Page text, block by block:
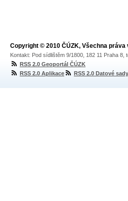
Copyright © 2010 ČÚZK, Všechna práva
Kontakt: Pod sídlištěm 9/1800, 182 11 Praha
RSS 2.0 Geoportál ČÚZK
RSS 2.0 Aplikace
RSS 2.0 Datové sady